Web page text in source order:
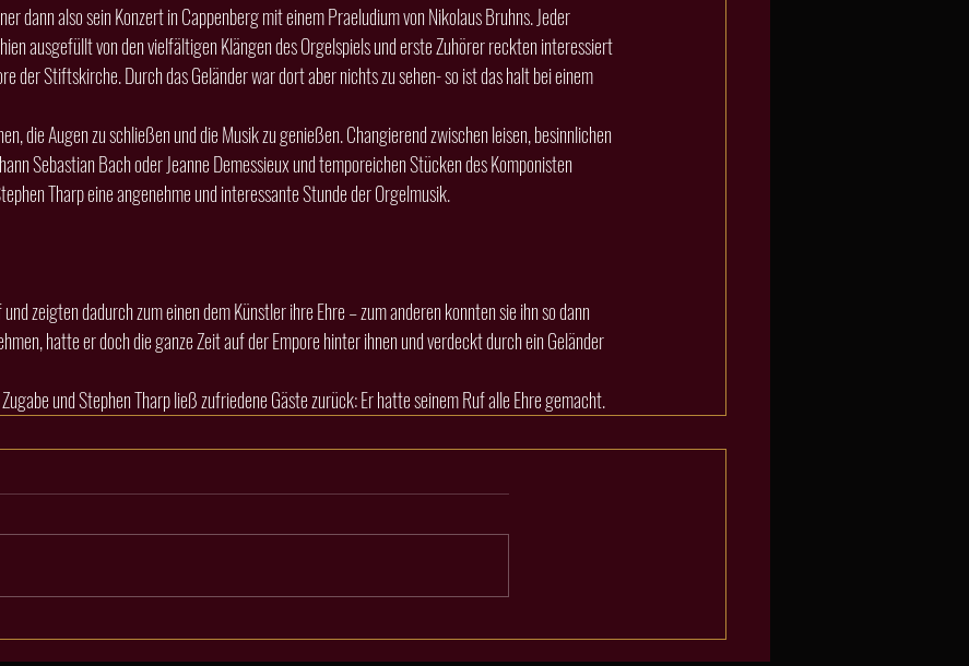
ausgefüllt von den vielfältigen Klängen des Orgelspiels und erste Zuhörer reckten interessiert
der Stiftskirche. Durch das Geländer war dort aber nichts zu sehen- so ist das halt bei einem
Sebastian Bach oder Jeanne Demessieux und temporeichen Stücken des Komponisten
Tharp eine angenehme und interessante Stunde der Orgelmusik.
hatte er doch die ganze Zeit auf der Empore hinter ihnen und verdeckt durch ein Geländer
und Stephen Tharp ließ zufriedene Gäste zurück: Er hatte seinem Ruf alle Ehre gemacht.